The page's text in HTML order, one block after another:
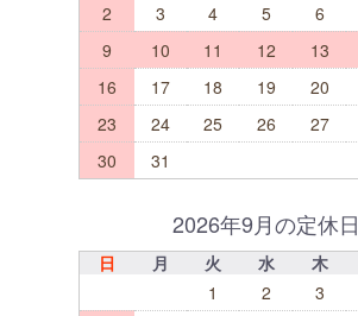
2
3 4 5 6
9
10 11 12 13
16
17 18 19 20
23
24 25 26 27
30
31
2026年9月の定休日
日 月 火 水 木
1
2 3